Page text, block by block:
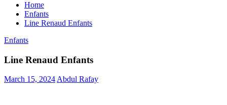
Home
Enfants
Line Renaud Enfants
Enfants
Line Renaud Enfants
March 15, 2024Abdul Rafay